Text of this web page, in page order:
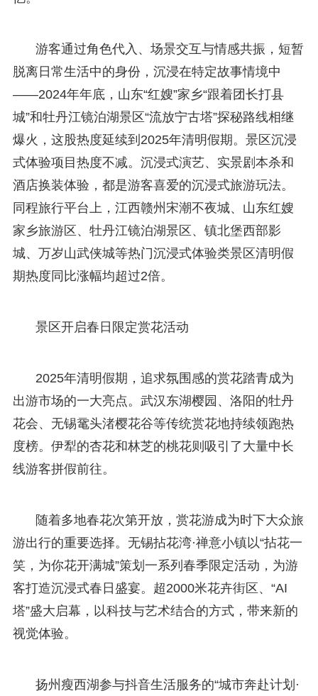
游客通过角色代入、场景交互与情感共振，短暂
脱离日常生活中的身份，沉浸在特定故事情境中
——2024年年底，山东“红嫂”家乡“跟着团长打县
城”和牡丹江镜泊湖景区“流放宁古塔”探秘路线相继
爆火，这股热度延续到2025年清明假期。景区沉浸
式体验项目热度不减。沉浸式演艺、实景剧本杀和
酒店换装体验，都是游客喜爱的沉浸式旅游玩法。
同程旅行平台上，江西赣州宋潮不夜城、山东红嫂
家乡旅游区、牡丹江镜泊湖景区、镇北堡西部影
城、万岁山武侠城等热门沉浸式体验类景区清明假
期热度同比涨幅均超过2倍。
景区开启春日限定赏花活动
2025年清明假期，追求氛围感的赏花踏青成为
出游市场的一大亮点。武汉东湖樱园、洛阳的牡丹
花会、无锡鼋头渚樱花谷等传统赏花地持续领跑热
度榜。伊犁的杏花和林芝的桃花则吸引了大量中长
线游客拼假前往。
随着多地春花次第开放，赏花游成为时下大众旅
游出行的重要选择。无锡拈花湾·禅意小镇以“拈花一
笑，为你花开满城”策划一系列春季限定活动，为游
客打造沉浸式春日盛宴。超2000米花卉街区、“AI
塔”盛大启幕，以科技与艺术结合的方式，带来新的
视觉体验。
扬州瘦西湖参与抖音生活服务的“城市奔赴计划·